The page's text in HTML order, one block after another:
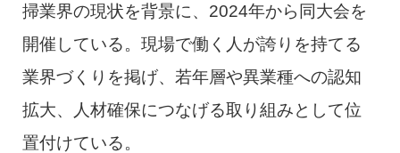
掃業界の現状を背景に、2024年から同大会を
開催している。現場で働く人が誇りを持てる
業界づくりを掲げ、若年層や異業種への認知
拡大、人材確保につなげる取り組みとして位
置付けている。